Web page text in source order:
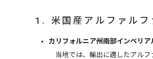
1. 米国産アルファルフ
カリフォルニア州南部インペリア
当地では、輸出に適したアルフ